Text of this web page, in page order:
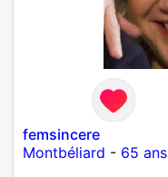
femsincere
Montbéliard - 65 ans